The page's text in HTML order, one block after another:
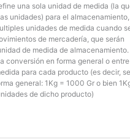
una sola unidad de medida (la
unidades) para el
unidades de medida cuando
de mercadería, que serán
de medida de almacenamiento.
conversión en forma general o
para cada producto (es decir,
general: 1Kg = 1000 Gr o bien
de dicho producto)